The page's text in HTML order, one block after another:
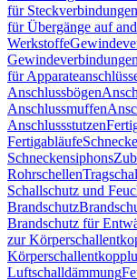
für Steckverbindungen
für Übergänge auf
Werkstoffe
Gewindeverbindungen
für
Anschlussbögen
Anschlussmuffen
Anschlussstutzen
Fertigabläufe
Schneckensiphons
Rohrschellen
Schallschutz und
Brandschutz
Brandschutz für
zur
Luftschalldämmung